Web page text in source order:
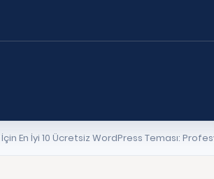
En İyi 10 Ücretsiz WordPress Teması: